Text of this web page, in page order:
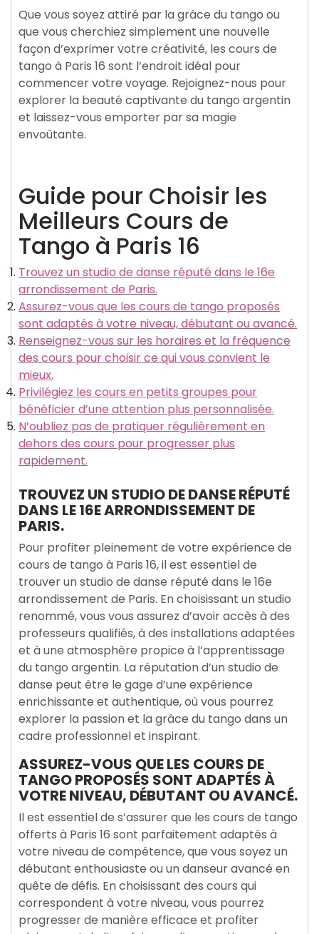
Que vous soyez attiré par la grâce du tango ou
que vous cherchiez simplement une nouvelle
façon d’exprimer votre créativité, les cours de
tango à Paris 16 sont l’endroit idéal pour
commencer votre voyage. Rejoignez-nous pour
explorer la beauté captivante du tango argentin
et laissez-vous emporter par sa magie
envoûtante.
Guide pour Choisir les
Meilleurs Cours de
Tango à Paris 16
Trouvez un studio de danse réputé dans le 16e
arrondissement de Paris.
Assurez-vous que les cours de tango proposés
sont adaptés à votre niveau, débutant ou avancé.
Renseignez-vous sur les horaires et la fréquence
des cours pour choisir ce qui vous convient le
mieux.
Privilégiez les cours en petits groupes pour
bénéficier d’une attention plus personnalisée.
N’oubliez pas de pratiquer régulièrement en
dehors des cours pour progresser plus
rapidement.
TROUVEZ UN STUDIO DE DANSE RÉPUTÉ
DANS LE 16E ARRONDISSEMENT DE
PARIS.
Pour profiter pleinement de votre expérience de
cours de tango à Paris 16, il est essentiel de
trouver un studio de danse réputé dans le 16e
arrondissement de Paris. En choisissant un studio
renommé, vous vous assurez d’avoir accès à des
professeurs qualifiés, à des installations adaptées
et à une atmosphère propice à l’apprentissage
du tango argentin. La réputation d’un studio de
danse peut être le gage d’une expérience
enrichissante et authentique, où vous pourrez
explorer la passion et la grâce du tango dans un
cadre professionnel et inspirant.
ASSUREZ-VOUS QUE LES COURS DE
TANGO PROPOSÉS SONT ADAPTÉS À
VOTRE NIVEAU, DÉBUTANT OU AVANCÉ.
Il est essentiel de s’assurer que les cours de tango
offerts à Paris 16 sont parfaitement adaptés à
votre niveau de compétence, que vous soyez un
débutant enthousiaste ou un danseur avancé en
quête de défis. En choisissant des cours qui
correspondent à votre niveau, vous pourrez
progresser de manière efficace et profiter